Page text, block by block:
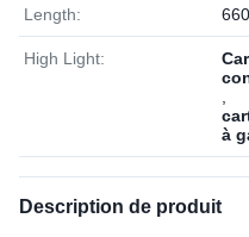
Length:
High Light:
à
Description de produit